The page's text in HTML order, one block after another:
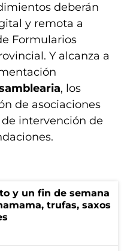
deberán
y remota a
Formularios
Y alcanza a
, los
de asociaciones
de intervención de
y un fin de semana
trufas, saxos